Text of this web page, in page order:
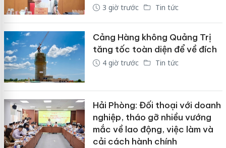
3 giờ trước Tin tức
Cảng Hàng không Quảng Trị
tăng tốc toàn diện để về đích
4 giờ trước Tin tức
Hải Phòng: Đối thoại với doanh
nghiệp, tháo gỡ nhiều vướng
mắc về lao động, việc làm và
cải cách hành chính